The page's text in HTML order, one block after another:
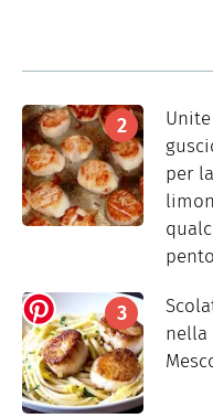
per
nella